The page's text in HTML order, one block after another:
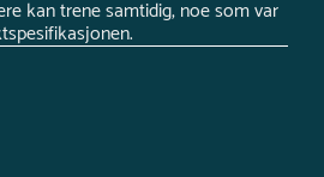
kan trene samtidig, noe som var